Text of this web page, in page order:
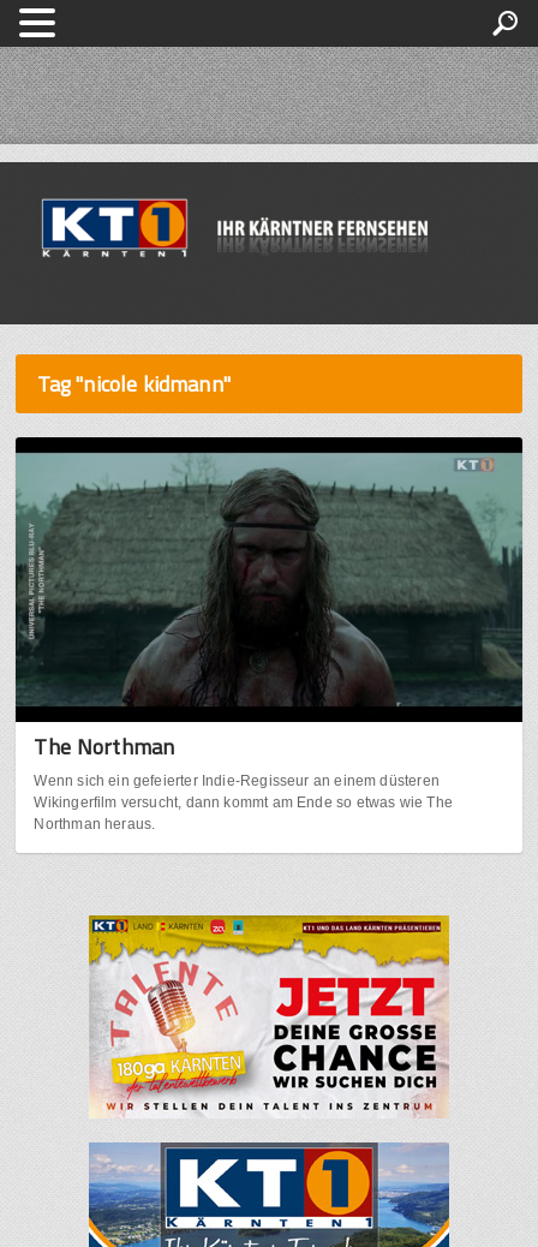
Tag "nicole kidmann"
The Northman
Wenn sich ein gefeierter Indie-Regisseur an einem düsteren
Wikingerfilm versucht, dann kommt am Ende so etwas wie The
Northman heraus.